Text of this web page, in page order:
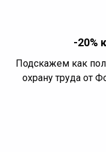
-20%
Подскажем как
охрану труда от